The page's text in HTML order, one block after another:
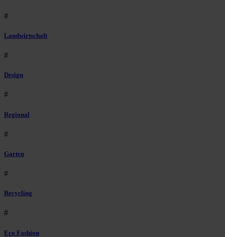
#
Landwirtschaft
#
Design
#
Regional
#
Garten
#
Recycling
#
Eco Fashion